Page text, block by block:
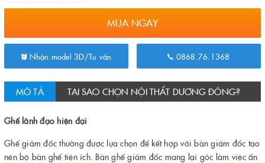
MUA NGAY
Nhận model 3D/Tư vấn 0868.76.1368
MÔ TẢ TẠI SAO CHỌN NỘI THẤT DƯƠNG ĐÔNG?
Ghế lãnh đạo hiện đại
Ghế giám đốc thường được lựa chọn để kết hợp với bàn giám đốc tạo
nên bộ bàn ghế tiện ích. Bàn ghế giám đốc mang lại góc làm việc ấn